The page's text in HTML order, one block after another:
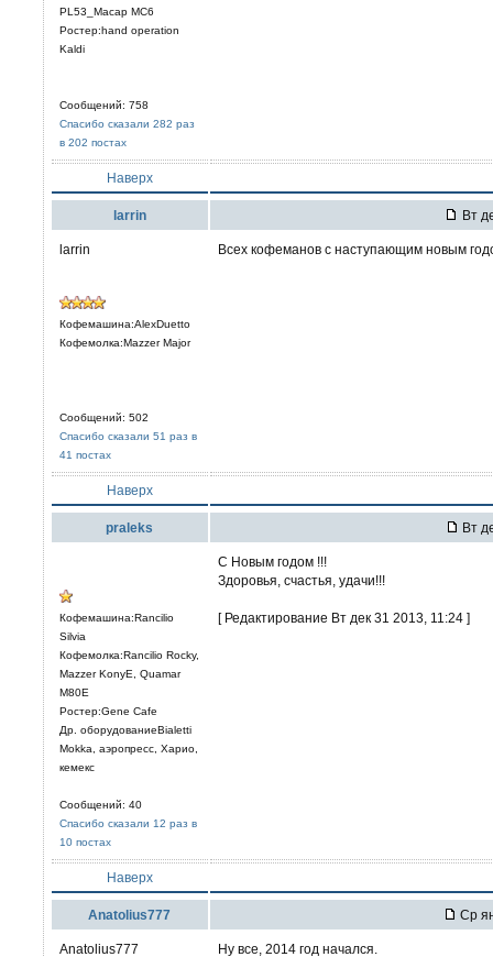
PL53_Macap MC6
Ростер:hand operation
Kaldi
Сообщений: 758
Спасибо сказали 282 раз
в 202 постах
Наверх
larrin Вт
larrin
Кофемашина:AlexDuetto
Кофемолка:Mazzer Major
Сообщений: 502
Спасибо сказали 51 раз в
41 постах
Всех кофеманов с наступающим новым
Наверх
praleks Вт
Кофемашина:Rancilio
Silvia
Кофемолка:Rancilio Rocky,
Mazzer KonyE, Quamar
M80E
Ростер:Gene Cafe
Др. оборудованиеBialetti
Mokka, аэропресс, Харио,
кемекс
Сообщений: 40
Спасибо сказали 12 раз в
10 постах
С Новым годом !!!
Здоровья, счастья, удачи!!!
[ Редактирование Вт дек 31 2013, 11:24 ]
Наверх
Anatolius777 Ср
Anatolius777
Ну все, 2014 год начался.